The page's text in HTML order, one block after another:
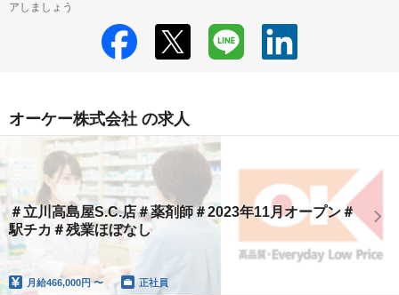
アしましょう
オーケー株式会社 の求人
＃立川高島屋S.C.店＃薬剤師＃2023年11月オープン＃
駅チカ＃残業ほぼなし
月給466,000円 〜 正社員